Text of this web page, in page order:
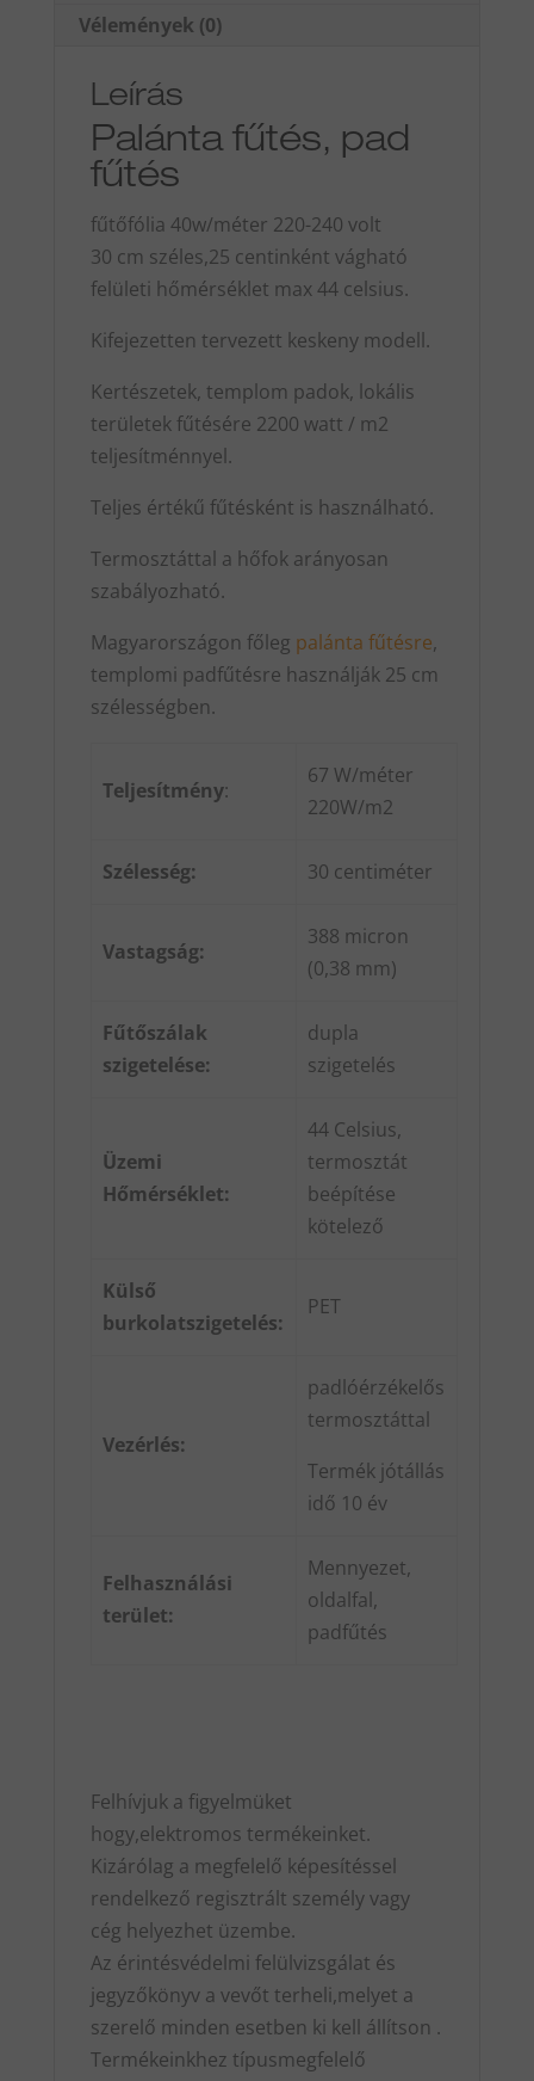
Vélemények (0)
Leírás
Palánta fűtés, pad
fűtés
fűtőfólia 40w/méter 220-240 volt
30 cm széles,25 centinként vágható
felületi hőmérséklet max 44 celsius.
Kifejezetten tervezett keskeny modell.
Kertészetek, templom padok, lokális
területek fűtésére 2200 watt / m2
teljesítménnyel.
Teljes értékű fűtésként is használható.
Termosztáttal a hőfok arányosan
szabályozható.
Magyarországon főleg palánta fűtésre,
templomi padfűtésre használják 25 cm
szélességben.
Teljesítmény:
67 W/méter
220W/m2
Szélesség: 30 centiméter
Vastagság:
388 micron
(0,38 mm)
Fűtőszálak
szigetelése:
dupla
szigetelés
Üzemi
Hőmérséklet:
44 Celsius,
termosztát
beépítése
kötelező
Külső
burkolatszigetelés:
PET
Vezérlés:
padlóérzékelős
termosztáttal
Termék jótállás
idő 10 év
Felhasználási
terület:
Mennyezet,
oldalfal,
padfűtés
Felhívjuk a figyelmüket
hogy,elektromos termékeinket.
Kizárólag a megfelelő képesítéssel
rendelkező regisztrált személy vagy
cég helyezhet üzembe.
Az érintésvédelmi felülvizsgálat és
jegyzőkönyv a vevőt terheli,melyet a
szerelő minden esetben ki kell állítson .
Termékeinkhez típusmegfelelő